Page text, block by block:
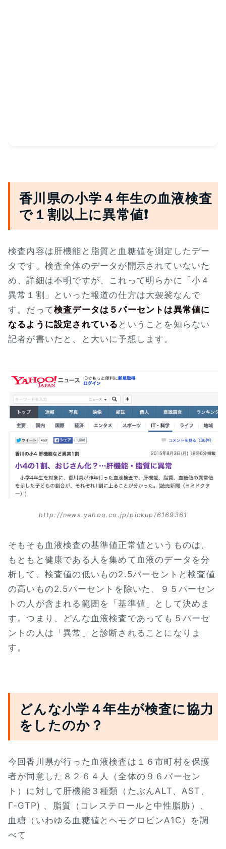
香川県の小学４年生の血液検査
で１割以上に異常値❗
検査内容は肝機能と脂質と血糖値を測定したデー
タです。検査全体のデータが開示されていないた
め、詳細は不明ですが、これって明らかに「小４
異常１割」といった報道の仕方は大袈裟なんで
す。だって検査データは５パーセントは異常値に
なるように設定されている ということを知らない
記者が書いたと、と大いに予想します。
http://news.yahoo.co.jp/pickup/6169361
そもそも血液検査の基準値正常値というものは、
もともと健康である人を集めて血液のデータを分
析して、検査値の低いもの2.5パーセントと検査値
の高いもの2.5パーセントを除いた、９５パーセン
トの人が含まれる範囲を「基準値」として決めま
す。つまり、どんな血液検査であっても５パーセ
ントの人は「異常」と診断されることになりま
す。
どんな小学４年生が検査に協力
をしたのか？
今回香川県が行った血液検査は１６市町村を保護
者が同意した８２６４人（全体の９６パーセン
ト）に対して肝機能３種類（たぶんALT、AST、
Γ-GTP) 、脂質（コレステロールと中性脂肪）、
血糖（いわゆる血糖値とヘモグロビンA1C）を調
べて